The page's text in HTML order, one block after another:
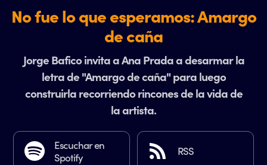
No fue lo que esperamos: Amargo
de caña
Jorge Bafico invita a Ana Prada a desarmar la
letra de "Amargo de caña" para luego
construirla recorriendo rincones de la vida de
la artista.
Escuchar en
Spotify
RSS